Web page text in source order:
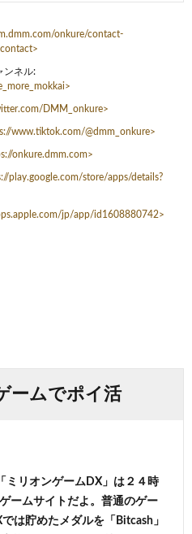
onkure/contact-
ンネル:
DMM_onkure>
www.tiktok.com/@dmm_onkure>
onkure.dmm.com>
play.google.com/store/apps/details?
jp/app/id1608880742>
ームでポイ活
ミリオンゲームDX」は２４時
ームサイトだよ。普通のゲー
は貯めたメダルを「Bitcash」